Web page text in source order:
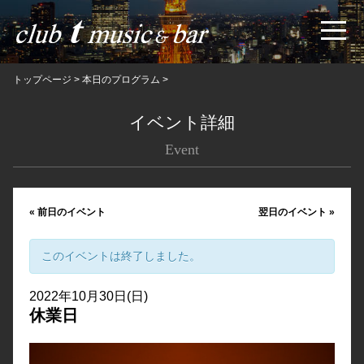
トップページ > 本日のプログラム >
イベント詳細
Event
« 前日のイベント 翌日のイベント»
このイベントは終了しました。
2022年10月30日(日)
休業日